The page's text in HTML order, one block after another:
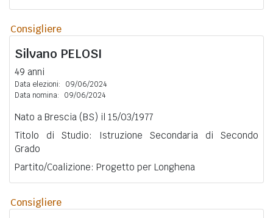
Consigliere
Silvano PELOSI
49 anni
Data elezioni:
09/06/2024
Data nomina:
09/06/2024
Nato a Brescia (BS) il 15/03/1977
Titolo di Studio: Istruzione Secondaria di Secondo
Grado
Partito/Coalizione: Progetto per Longhena
Consigliere